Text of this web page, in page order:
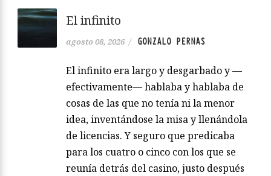
El infinito
agosto 08, 2026 / GONZALO PERNAS
El infinito era largo y desgarbado y —
efectivamente— hablaba y hablaba de
cosas de las que no tenía ni la menor
idea, inventándose la misa y llenándola
de licencias. Y seguro que predicaba
para los cuatro o cinco con los que se
reunía detrás del casino, justo después